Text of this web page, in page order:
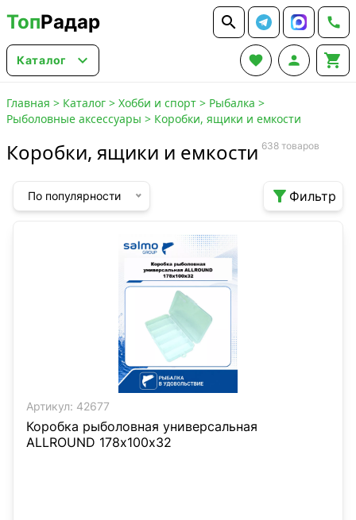
ТопРадар  
Каталог    
Главная > Каталог > Хобби и спорт > Рыбалка >
Рыболовные аксессуары > Коробки, ящики и емкости
Коробки, ящики и емкости 638 товаров
По популярности  Фильтр
Артикул: 42677
Коробка рыболовная универсальная
ALLROUND 178х100х32